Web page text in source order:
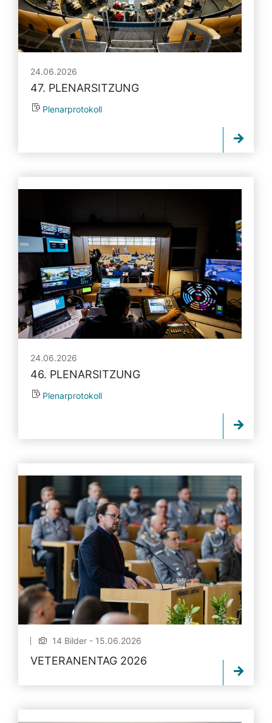
24.06.2026
47. PLENARSITZUNG
Plenarprotokoll
24.06.2026
46. PLENARSITZUNG
Plenarprotokoll
14 Bilder - 15.06.2026
VETERANENTAG 2026